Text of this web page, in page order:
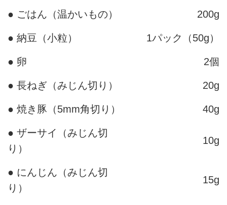
● ごはん（温かいもの） 200g
● 納豆（小粒） 1パック（50g）
● 卵 2個
● 長ねぎ（みじん切り） 20g
● 焼き豚（5mm角切り） 40g
● ザーサイ（みじん切
り）
10g
● にんじん（みじん切
り）
15g